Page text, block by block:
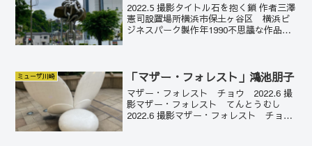
2022.5 撮影タイトル石を抱く鎖 作者三澤
憲司設置場所横浜市保土ヶ谷区 横浜ビ
ジネスパーク製作年1990不思議な作品。
ミューザ川崎 「マザー・フォレスト」鴻池朋子
マザー・フォレスト チョウ 2022.6 撮
影マザー・フォレスト てんとうむし
2022.6 撮影マザー・フォレスト チョウ